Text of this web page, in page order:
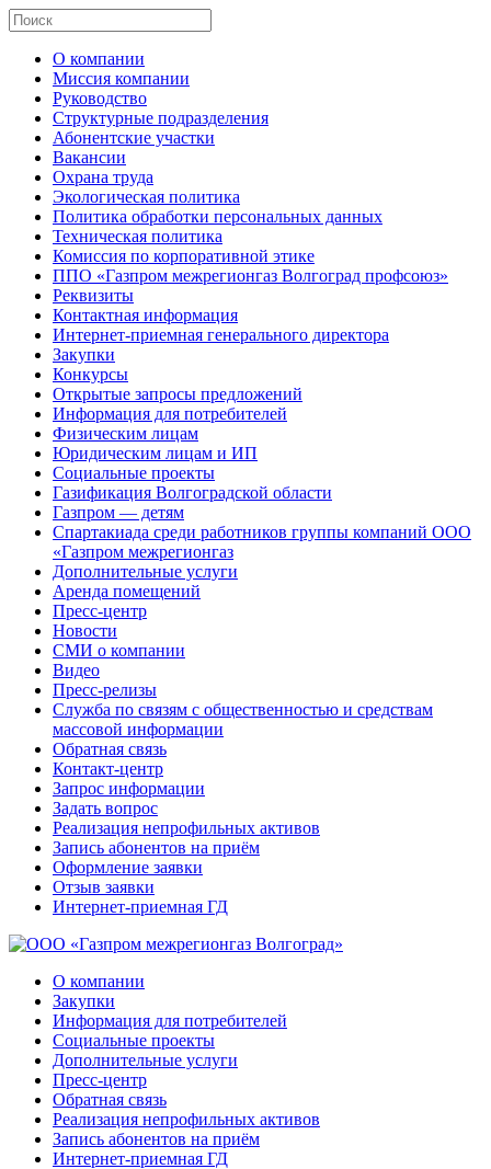
О компании
Миссия компании
Руководство
Структурные подразделения
Абонентские участки
Вакансии
Охрана труда
Экологическая политика
Политика обработки персональных данных
Техническая политика
Комиссия по корпоративной этике
ППО «Газпром межрегионгаз Волгоград профсоюз»
Реквизиты
Контактная информация
Интернет-приемная генерального директора
Закупки
Конкурсы
Открытые запросы предложений
Информация для потребителей
Физическим лицам
Юридическим лицам и ИП
Социальные проекты
Газификация Волгоградской области
Газпром — детям
Спартакиада среди работников группы компаний ООО
«Газпром межрегионгаз
Дополнительные услуги
Аренда помещений
Пресс-центр
Новости
СМИ о компании
Видео
Пресс-релизы
Служба по связям с общественностью и средствам
массовой информации
Обратная связь
Контакт-центр
Запрос информации
Задать вопрос
Реализация непрофильных активов
Запись абонентов на приём
Оформление заявки
Отзыв заявки
Интернет-приемная ГД
О компании
Закупки
Информация для потребителей
Социальные проекты
Дополнительные услуги
Пресс-центр
Обратная связь
Реализация непрофильных активов
Запись абонентов на приём
Интернет-приемная ГД